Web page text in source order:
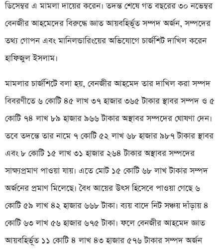
ডিসেম্বর এ মামলা দায়ের করেন। তদন্ত শেষে গত বছরের ৩০ নভেম্বর
বেনজীর আহমেদের বিরুদ্ধে জ্ঞাত আয়বহির্ভূত সম্পদ অর্জন, সম্পদের
তথ্য গোপন এবং মানিলন্ডারিংয়ের অভিযোগে চার্জশিট দাখিল করেন
হাফিজুল ইসলাম।
‎‎মামলার চার্জশিটে বলা হয়, বেনজীর আহমেদ তার দাখিল করা সম্পদ
বিবরণীতে ৬ কোটি ৪৫ লাখ ৩৭ হাজার ৩৬৫ টাকার স্থাবর সম্পদ ও ৫
কোটি ৭৪ লাখ ৮৯ হাজার ৯৬৬ টাকার অস্থাবর সম্পদের ঘোষণা দেন।
তবে তদন্তে তার নামে ৭ কোটি ৫২ লাখ ৬৮ হাজার ৯৮৭ টাকার স্থাবর
এবং ৮ কোটি ১৫ লাখ ৩১ হাজার ২৬৪ টাকার অস্থাবর সম্পদের
সাক্ষ্যপ্রমাণ পাওয়া যায়। এতে মোট ১৫ কোটি ৬৮ লাখ টাকার সম্পদ
অর্জনের প্রমাণ মিলেছে। বৈধ আয়ের উৎস হিসেবে পাওয়া গেছে ৬
কোটি ৫৯ লাখ ৪২ হাজার ৬৬৮ টাকা। ব্যয় বাদে নিট সঞ্চয় দাঁড়ায় ৪
কোটি ৬৩ লাখ ৫৬ হাজার ৬৭৫ টাকা। ‎ফলে বেনজীর আহমেদ জ্ঞাত
আয়বহির্ভূত ১১ কোটি ৪ লাখ ৪৩ হাজার ৫৭৬ টাকার সম্পদ অর্জন